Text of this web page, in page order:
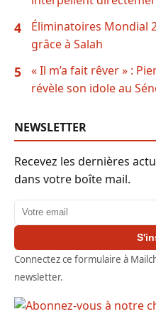
4
Éliminatoires Mondial
grâce à Salah
5
« Il m’a fait rêver » :
révèle son idole au
NEWSLETTER
Recevez les dernières
dans votre boîte mail.
Adresse email
Connectez ce formulaire à
newsletter.